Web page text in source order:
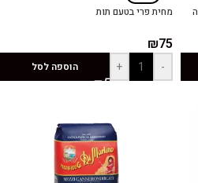
מחית פרי בטעם תות
₪75
-
+ הוספה לסל